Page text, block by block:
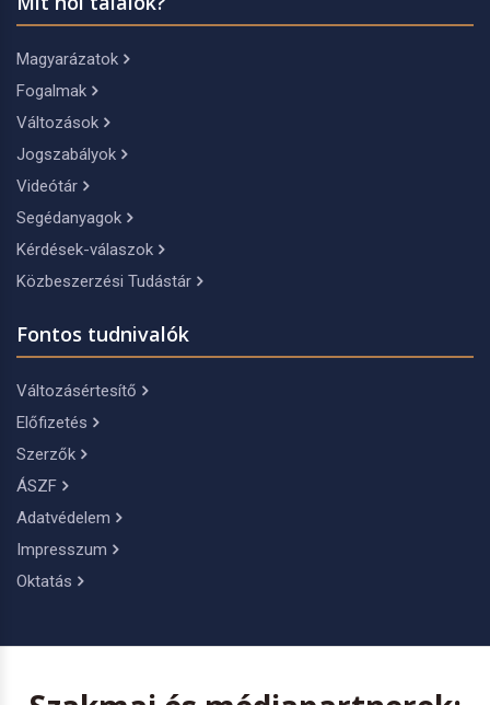
Magyarázatok
Fogalmak
Változások
Jogszabályok
Videótár
Segédanyagok
Kérdések-válaszok
Közbeszerzési Tudástár
Fontos tudnivalók
Változásértesítő
Előfizetés
Szerzők
ÁSZF
Adatvédelem
Impresszum
Oktatás